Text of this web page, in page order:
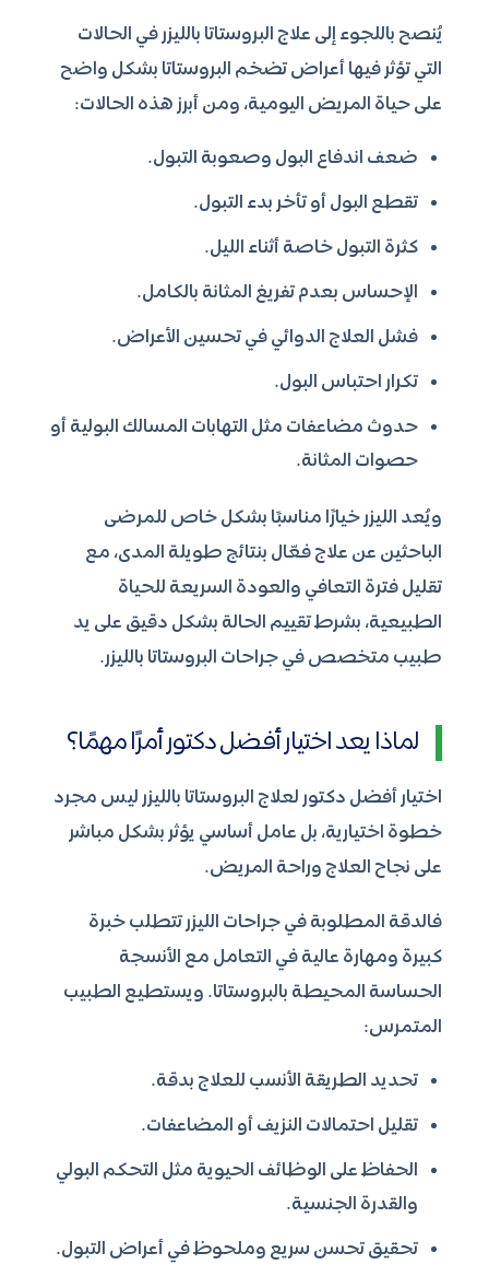
يُنصح باللجوء إلى علاج البروستاتا بالليزر في الحالات
التي تؤثر فيها أعراض تضخم البروستاتا بشكل واضح
على حياة المريض اليومية، ومن أبرز هذه الحالات:
ضعف اندفاع البول وصعوبة التبول.
تقطع البول أو تأخر بدء التبول.
كثرة التبول خاصة أثناء الليل.
الإحساس بعدم تفريغ المثانة بالكامل.
فشل العلاج الدوائي في تحسين الأعراض.
تكرار احتباس البول.
حدوث مضاعفات مثل التهابات المسالك البولية أو
حصوات المثانة.
ويُعد الليزر خيارًا مناسبًا بشكل خاص للمرضى
الباحثين عن علاج فعّال بنتائج طويلة المدى، مع
تقليل فترة التعافي والعودة السريعة للحياة
الطبيعية، بشرط تقييم الحالة بشكل دقيق على يد
طبيب متخصص في جراحات البروستاتا بالليزر.
لماذا يعد اختيار أفضل دكتور أمرًا مهمًا؟
اختيار أفضل دكتور لعلاج البروستاتا بالليزر ليس مجرد
خطوة اختيارية، بل عامل أساسي يؤثر بشكل مباشر
على نجاح العلاج وراحة المريض.
فالدقة المطلوبة في جراحات الليزر تتطلب خبرة
كبيرة ومهارة عالية في التعامل مع الأنسجة
الحساسة المحيطة بالبروستاتا. ويستطيع الطبيب
المتمرس:
تحديد الطريقة الأنسب للعلاج بدقة.
تقليل احتمالات النزيف أو المضاعفات.
الحفاظ على الوظائف الحيوية مثل التحكم البولي
والقدرة الجنسية.
تحقيق تحسن سريع وملحوظ في أعراض التبول.